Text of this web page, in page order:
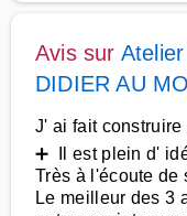
Avis sur
DIDIER AU
J' ai fait
➕ Il est plein d'
Très à l'écoute de
Le meilleur des 3